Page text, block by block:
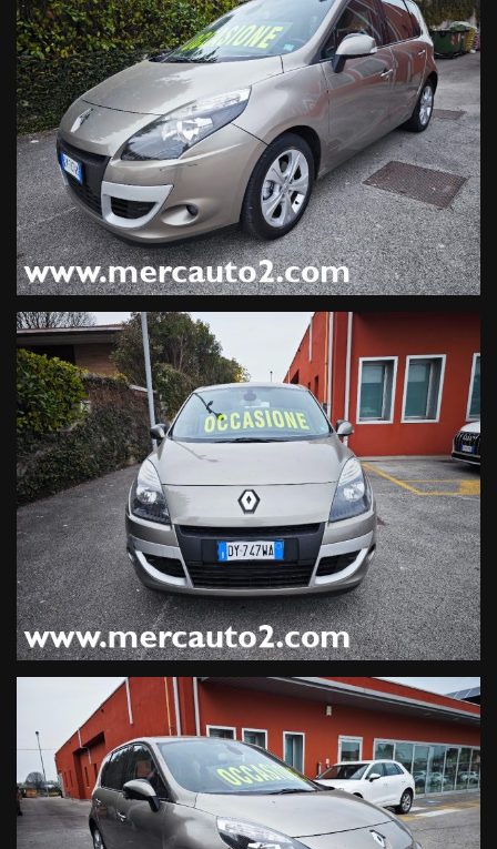
Mettici alla prova, non ti costerà nulla !
ALTRI SERVIZI
-OFFICINA
-CARROZZERIA
-ELETTRAUTO
-GOMMISTA
-NOLEGGIO
-AUTO SOSTITUTIVA
-PRATICHE AUTO
-ASSICURAZIONE 5 GIORNI
-TARGHE TEDESCHE 5 GIORNI
-La vettura è visionabile presso il nostro PUNTO VENDITA
Per evitare spiacevoli inconvenienti si consiglia di contattarci
al numero 049-5974422, al fine di accertare disponibilità e
ubicazione della vettura.
Gli optional riportati di seguito potrebbero non corrispondere
alleffettivo equipaggiamento del veicolo, MERCAUTO declina
ogni responsabilità per eventuali involontarie incongruenze.
-Tutte le nostre autovetture o fuoristrada dispongono di
libretto SERVICE e chilometraggio certificato originale se
consegnatoci dal proprietario precedente.
- Su tutte le auto forniamo la Garanzia Legale di Conformità di
12 mesi. Consigliamo tuttavia di integrare al costo di euro 350,
un apposita garanzia di 12 mesi integrativa che coprirà anche
gli organi non coperti normalmente da garanzia di conformità
senza applicare la vetustà.
-Offriamo finanziamenti fino a 84 mesi a tassi agevolati,
oppure con iva esposta leasing entro i 4 anni di età.
-Si valutano permute, no scambi alla pari.
Per altre informazioni, contattateci al nostro numero diretto,
329.2732302 Sign. Lorenzo Inverso